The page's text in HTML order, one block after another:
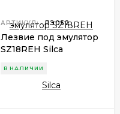
АРТИКУЛ: ЛЭ052
Лезвие под эмулятор
SZ18REH Silca
В НАЛИЧИИ